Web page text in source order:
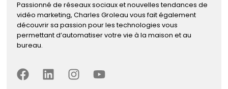
Passionné de réseaux sociaux et nouvelles tendances de
vidéo marketing, Charles Groleau vous fait également
découvrir sa passion pour les technologies vous
permettant d’automatiser votre vie à la maison et au
bureau.